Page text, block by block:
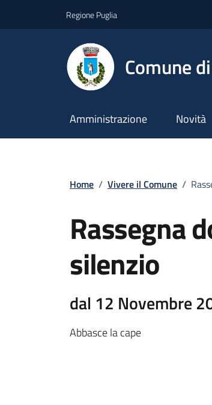
Regione Puglia
Comune
Amministrazione Novità
Home / Vivere il Comune /
Rassegna
silenzio
dal 12 Novembre
Abbasce la cape